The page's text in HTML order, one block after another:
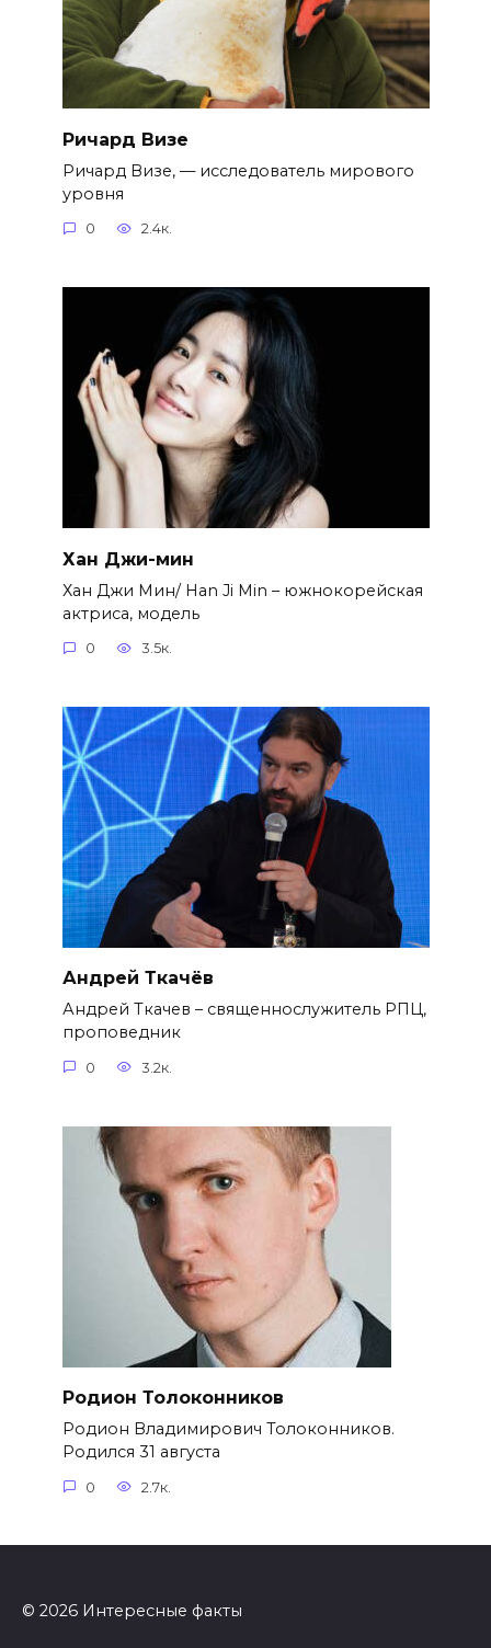
Ричард Визе
Ричард Визе, — исследователь мирового
уровня
0 2.4к.
Хан Джи-мин
Хан Джи Мин/ Han Ji Min – южнокорейская
актриса, модель
0 3.5к.
Андрей Ткачёв
Андрей Ткачев – священнослужитель РПЦ,
проповедник
0 3.2к.
Родион Толоконников
Родион Владимирович Толоконников.
Родился 31 августа
0 2.7к.
© 2026 Интересные факты